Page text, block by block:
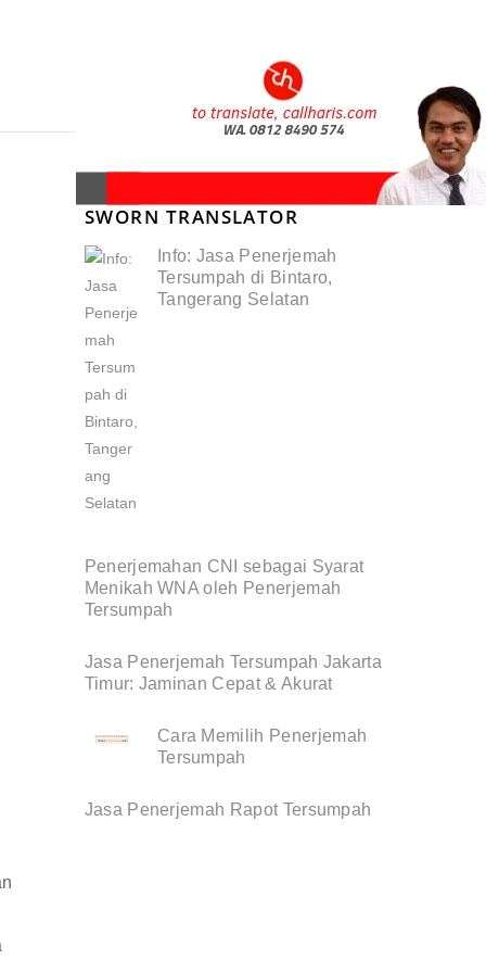
SWORN TRANSLATOR
Info: Jasa Penerjemah
Tersumpah di Bintaro,
Tangerang Selatan
Penerjemahan CNI sebagai Syarat
Menikah WNA oleh Penerjemah
Tersumpah
Jasa Penerjemah Tersumpah Jakarta
Timur: Jaminan Cepat & Akurat
Cara Memilih Penerjemah
Tersumpah
Jasa Penerjemah Rapot Tersumpah